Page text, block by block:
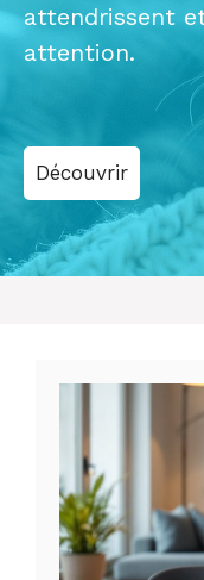
attendrissent
attention.
Découvrir